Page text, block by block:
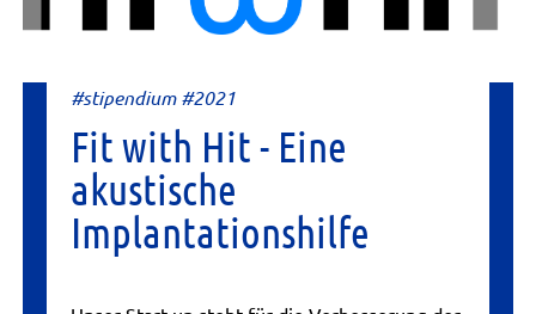
#stipendium #2021
Fit with Hit - Eine
akustische
Implantationshilfe